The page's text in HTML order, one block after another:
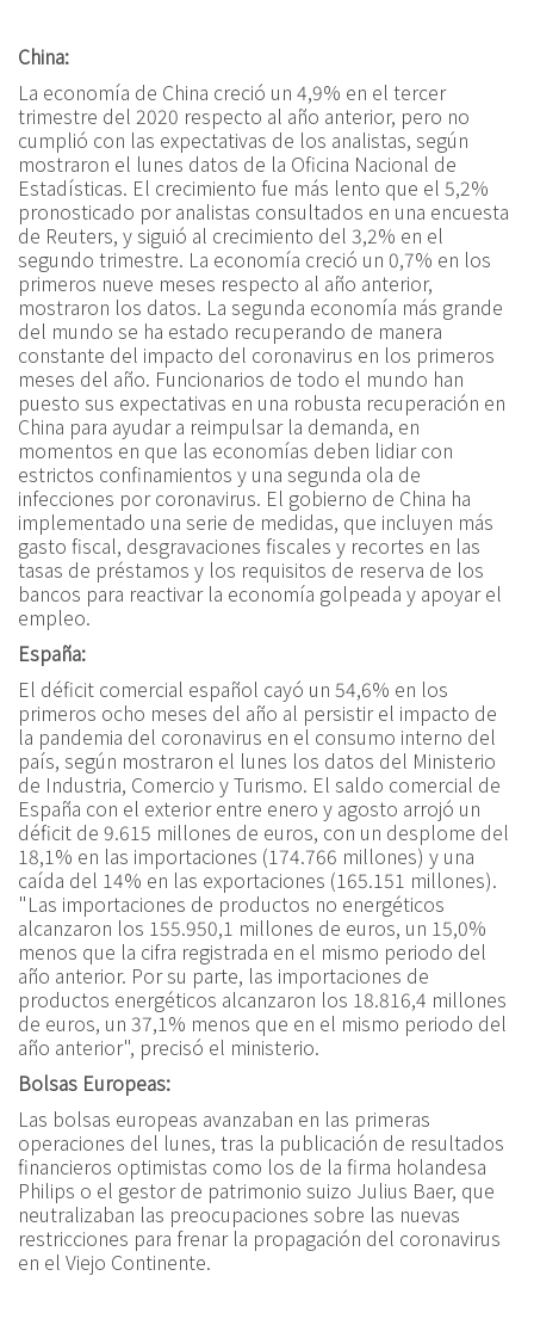
China:
La economía de China creció un 4,9% en el tercer
trimestre del 2020 respecto al año anterior, pero no
cumplió con las expectativas de los analistas, según
mostraron el lunes datos de la Oficina Nacional de
Estadísticas. El crecimiento fue más lento que el 5,2%
pronosticado por analistas consultados en una encuesta
de Reuters, y siguió al crecimiento del 3,2% en el
segundo trimestre. La economía creció un 0,7% en los
primeros nueve meses respecto al año anterior,
mostraron los datos. La segunda economía más grande
del mundo se ha estado recuperando de manera
constante del impacto del coronavirus en los primeros
meses del año. Funcionarios de todo el mundo han
puesto sus expectativas en una robusta recuperación en
China para ayudar a reimpulsar la demanda, en
momentos en que las economías deben lidiar con
estrictos confinamientos y una segunda ola de
infecciones por coronavirus. El gobierno de China ha
implementado una serie de medidas, que incluyen más
gasto fiscal, desgravaciones fiscales y recortes en las
tasas de préstamos y los requisitos de reserva de los
bancos para reactivar la economía golpeada y apoyar el
empleo.
España:
El déficit comercial español cayó un 54,6% en los
primeros ocho meses del año al persistir el impacto de
la pandemia del coronavirus en el consumo interno del
país, según mostraron el lunes los datos del Ministerio
de Industria, Comercio y Turismo. El saldo comercial de
España con el exterior entre enero y agosto arrojó un
déficit de 9.615 millones de euros, con un desplome del
18,1% en las importaciones (174.766 millones) y una
caída del 14% en las exportaciones (165.151 millones).
"Las importaciones de productos no energéticos
alcanzaron los 155.950,1 millones de euros, un 15,0%
menos que la cifra registrada en el mismo periodo del
año anterior. Por su parte, las importaciones de
productos energéticos alcanzaron los 18.816,4 millones
de euros, un 37,1% menos que en el mismo periodo del
año anterior", precisó el ministerio.
Bolsas Europeas:
Las bolsas europeas avanzaban en las primeras
operaciones del lunes, tras la publicación de resultados
financieros optimistas como los de la firma holandesa
Philips o el gestor de patrimonio suizo Julius Baer, que
neutralizaban las preocupaciones sobre las nuevas
restricciones para frenar la propagación del coronavirus
en el Viejo Continente.